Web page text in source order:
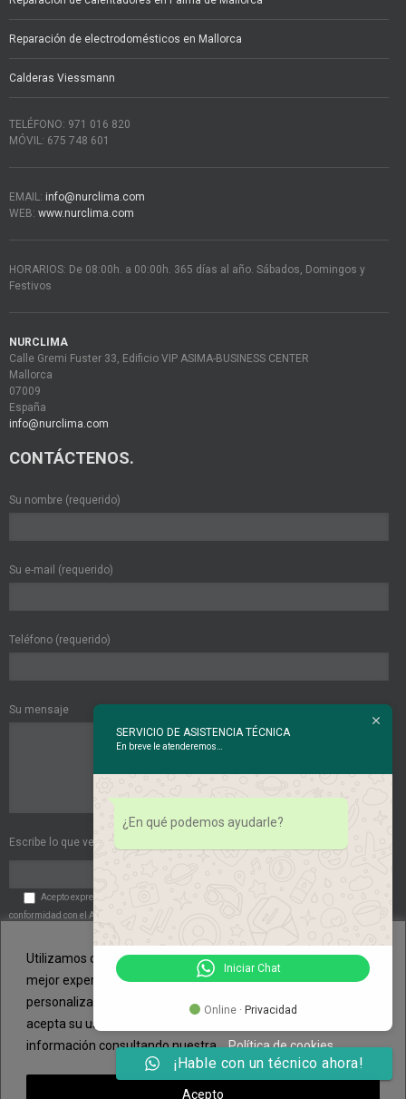
Utilizamos cookies propias y de terceros para aportarle una
mejor experiencia de navegación y un servicio más
personalizado. Si continua navegando, consideramos que
acepta su uso. Puede cambiar la configuración u obtener más
información consultando nuestra . Política de cookies
Acepto
Reparación de electrodomésticos en Mallorca
Calderas Viessmann
TELÉFONO: 971 016 820
MÓVIL: 675 748 601
EMAIL: info@nurclima.com
WEB: www.nurclima.com
HORARIOS: De 08:00h. a 00:00h. 365 días al año. Sábados, Domingos y
Festivos
NURCLIMA
Calle Gremi Fuster 33, Edificio VIP ASIMA-BUSINESS CENTER
Mallorca
07009
España
info@nurclima.com
CONTÁCTENOS.
Su nombre (requerido)
Su e-mail (requerido)
Teléfono (requerido)
Su mensaje
Escribe lo que ves en esta imagen:
Acepto expresamente las
conformidad con el Art. 6 del RGPD el tratamiento de mis datos de carácter personal por
© Copyright 2014 - 2015 | NURCLIMA - Fontaneros en Palma de Mallorca y
reparación de calderas | Todos los derechos reservados |
SERVICIO DE ASISTENCIA TÉCNICA
En breve le atenderemos…
¿En qué podemos ayudarle?
Iniciar Chat
Online · Privacidad
¡Hable con un técnico ahora!